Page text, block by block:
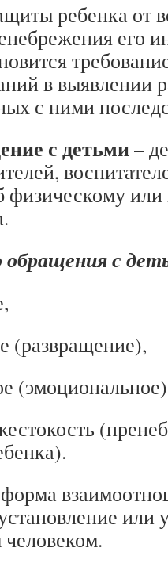
ребенка от
его
в выявлении
с ними
с детьми–
или
с
или